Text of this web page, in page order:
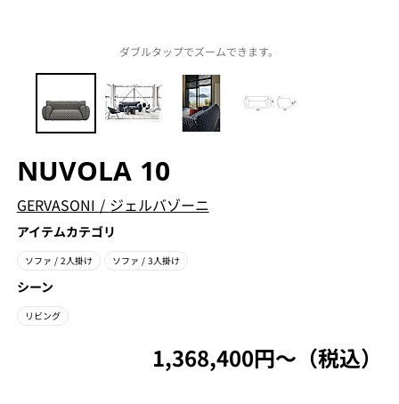
ダブルタップでズームできます。
NUVOLA 10
GERVASONI / ジェルバゾーニ
アイテムカテゴリ
ソファ / 2人掛け ソファ / 3人掛け
シーン
リビング
1,368,400円〜（税込）